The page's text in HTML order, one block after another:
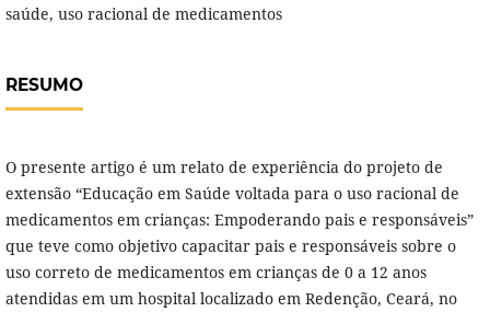
saúde, uso racional de medicamentos
RESUMO
O presente artigo é um relato de experiência do projeto de
extensão “Educação em Saúde voltada para o uso racional de
medicamentos em crianças: Empoderando pais e responsáveis”
que teve como objetivo capacitar pais e responsáveis sobre o
uso correto de medicamentos em crianças de 0 a 12 anos
atendidas em um hospital localizado em Redenção, Ceará, no